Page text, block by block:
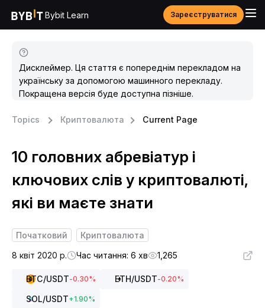
Bybit Learn Зареєструватися
Дисклеймер. Ця стаття є попереднім перекладом на
українську за допомогою машинного перекладу.
Покращена версія буде доступна пізніше.
Topics Криптовалюта Current Page
10 головних абревіатур і
ключових слів у криптовалюті,
які ви маєте знати
Початковий
Криптовалюта
8 квіт 2020 р.
Час читання: 6 хв 1,265
BTC/USDT-0.30% ETH/USDT-0.20%
SOL/USDT+1.90%